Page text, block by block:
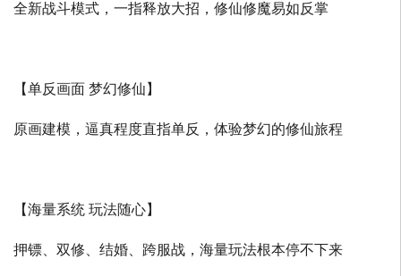
全新战斗模式，一指释放大招，修仙修魔易如反掌
【单反画面 梦幻修仙】
原画建模，逼真程度直指单反，体验梦幻的修仙旅程
【海量系统 玩法随心】
押镖、双修、结婚、跨服战，海量玩法根本停不下来